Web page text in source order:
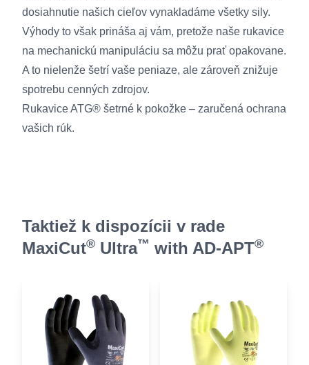
dosiahnutie našich cieľov vynakladáme všetky sily.
Výhody to však prináša aj vám, pretože naše rukavice
na mechanickú manipuláciu sa môžu prať opakovane.
A to nielenže šetrí vaše peniaze, ale zároveň znižuje
spotrebu cenných zdrojov.
Rukavice ATG® šetrné k pokožke – zaručená ochrana
vašich rúk.
Taktiež k dispozícii v rade
MaxiCut® Ultra™ with AD-APT®